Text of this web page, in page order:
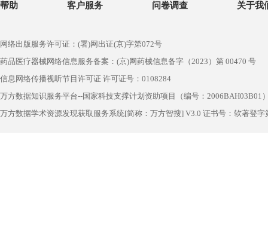
帮助 客户服务 问卷调查 关于我
网络出版服务许可证：(署)网出证(京)字第072号
药品医疗器械网络信息服务备案：(京)网药械信息备字（2023）第 00470 号
信息网络传播视听节目许可证 许可证号：0108284
万方数据知识服务平台--国家科技支撑计划资助项目（编号：2006BAH03B01
万方数据学术资源发现获取服务系统[简称：万方智搜] V3.0 证书号：软著登字